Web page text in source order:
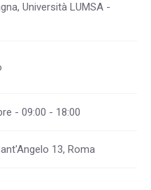
Università LUMSA -
- 09:00 - 18:00
13, Roma